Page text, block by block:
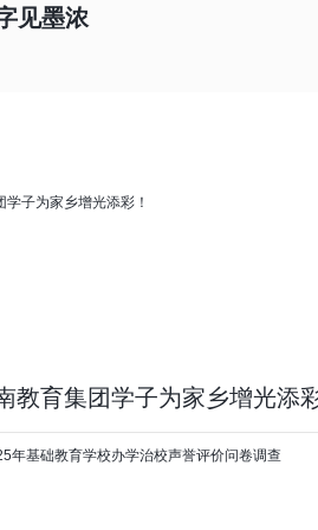
见墨浓
教育集团学子为家乡增光添